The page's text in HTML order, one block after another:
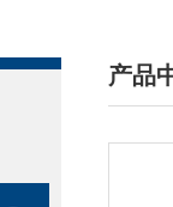
产品
/